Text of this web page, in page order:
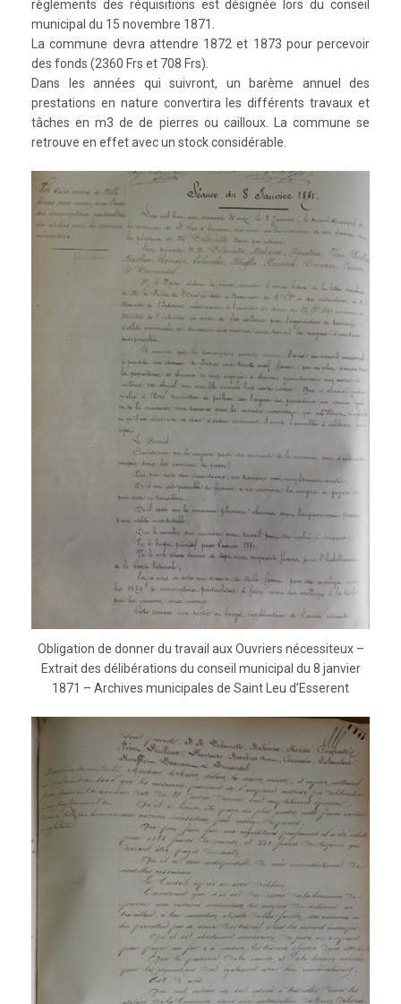
règlements des réquisitions est désignée lors du conseil
municipal du 15 novembre 1871.
La commune devra attendre 1872 et 1873 pour percevoir
des fonds (2360 Frs et 708 Frs).
Dans les années qui suivront, un barème annuel des
prestations en nature convertira les différents travaux et
tâches en m3 de de pierres ou cailloux. La commune se
retrouve en effet avec un stock considérable.
Obligation de donner du travail aux Ouvriers nécessiteux –
Extrait des délibérations du conseil municipal du 8 janvier
1871 – Archives municipales de Saint Leu d’Esserent